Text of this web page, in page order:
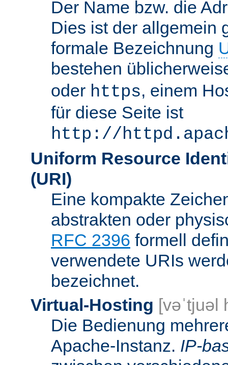
Der Name bzw. die
Dies ist der allgemein
formale Bezeichnung
bestehen
oder https, einem
für diese Seite ist
http://
Uniform Resource
(URI)
Eine kompakte
abstrakten oder
RFC 2396 formell
verwendete URIs
bezeichnet.
Virtual-Hosting [vəˈtjuəl
Die Bedienung
Apache-Instanz. IP-